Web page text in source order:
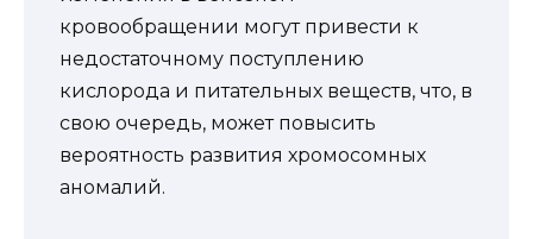
кровообращении могут привести к
недостаточному поступлению
кислорода и питательных веществ, что, в
свою очередь, может повысить
вероятность развития хромосомных
аномалий.